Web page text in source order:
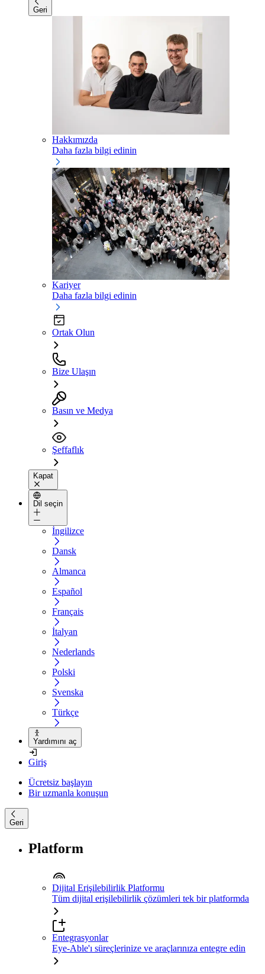
Geri
Hakkımızda
Daha fazla bilgi edinin
Kariyer
Daha fazla bilgi edinin
Ortak Olun
Bize Ulaşın
Basın ve Medya
Şeffaflık
Kapat
Dil seçin
İngilizce
Dansk
Almanca
Español
Français
İtalyan
Nederlands
Polski
Svenska
Türkçe
Yardımını aç
Giriş
Ücretsiz başlayın
Bir uzmanla konuşun
Geri
Platform
Dijital Erişilebilirlik Platformu
Tüm dijital erişilebilirlik çözümleri tek bir platformda
Entegrasyonlar
Eye-Able'ı süreçlerinize ve araçlarınıza entegre edin